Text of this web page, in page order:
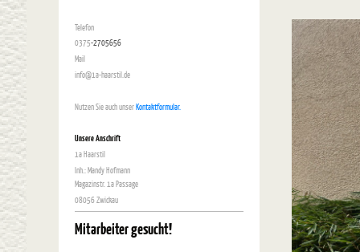
Telefon
0375-2705656
Mail
info@1a-haarstil.de
Nutzen Sie auch unserKontaktformular.
Unsere Anschrift
1a Haarstil
Inh.: Mandy Hofmann
Magazinstr. 1a Passage
08056 Zwickau
Mitarbeiter gesucht!